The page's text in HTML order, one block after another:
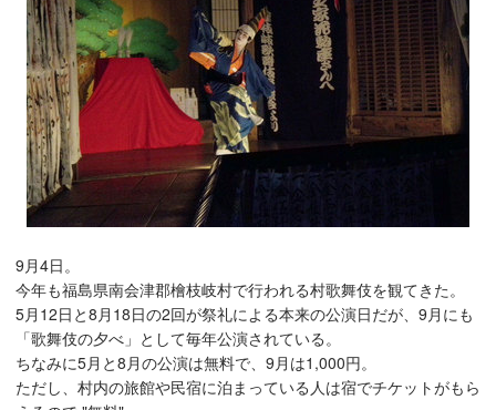
9月4日。
今年も福島県南会津郡檜枝岐村で行われる村歌舞伎を観てきた。
5月12日と8月18日の2回が祭礼による本来の公演日だが、9月にも
「歌舞伎の夕べ」として毎年公演されている。
ちなみに5月と8月の公演は無料で、9月は1,000円。
ただし、村内の旅館や民宿に泊まっている人は宿でチケットがもら